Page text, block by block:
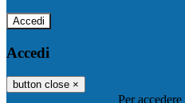
Accedi
Accedi
button close ×
Per